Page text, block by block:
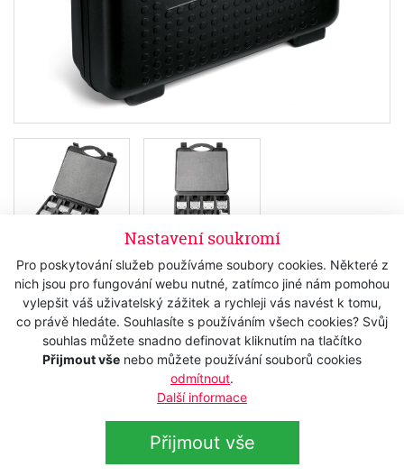
Nastavení soukromí
Pro poskytování služeb používáme soubory cookies. Některé z
nich jsou pro fungování webu nutné, zatímco jiné nám pomohou
vylepšit váš uživatelský zážitek a rychleji vás navést k tomu,
co právě hledáte. Souhlasíte s používáním všech cookies? Svůj
souhlas můžete snadno definovat kliknutím na tlačítko
Přijmout vše nebo můžete používání souborů cookies
odmítnout.
Další informace
Přijmout vše
Skladem
420 Kč s DPH
347,11 Kčbez DPH
Popis